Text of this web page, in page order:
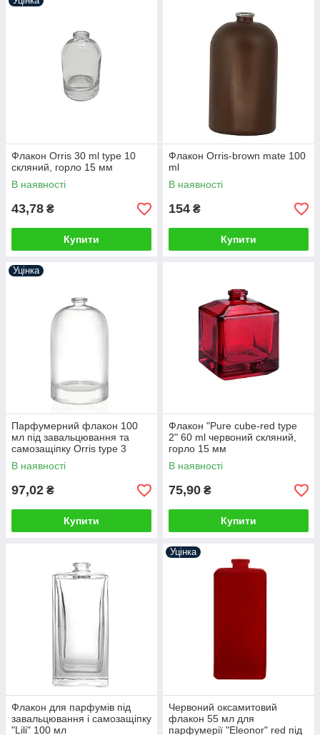
Флакон Orris 30 ml type 10
скляний, горло 15 мм
В наявності
43,78 ₴
Купити
Флакон Orris-brown mate 100
ml
В наявності
154 ₴
Купити
Уцінка
Парфумерний флакон 100
мл під завальцювання та
самозащіпку Orris type 3
В наявності
97,02 ₴
Купити
Флакон "Pure cube-red type
2" 60 ml червоний скляний,
горло 15 мм
В наявності
75,90 ₴
Купити
Флакон для парфумів під
завальцювання і самозащіпку
"Lili" 100 мл
Уцінка
Червоний оксамитовий
флакон 55 мл для
парфумерії "Eleonor" red під